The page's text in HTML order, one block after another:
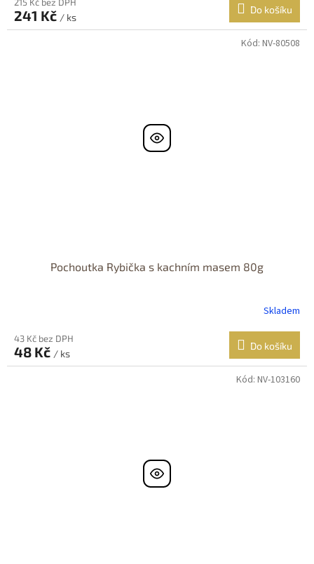
215 Kč bez DPH
241 Kč / ks
Do košíku
Pochoutka Rybička s kachním masem 80g
Skladem
43 Kč bez DPH
48 Kč / ks
Do košíku
Kód: NV-80508
Kód: NV-103160